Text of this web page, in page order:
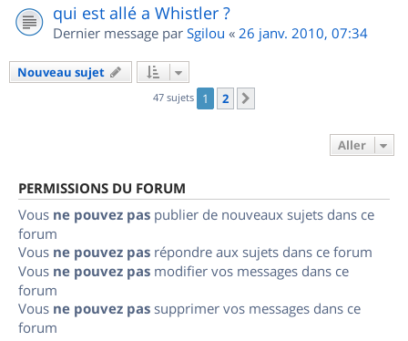
qui est allé a Whistler ?
Dernier message par Sgilou « 26 janv. 2010, 07:34
Nouveau sujet
47 sujets 1 2
Aller
PERMISSIONS DU FORUM
Vous ne pouvez pas publier de nouveaux sujets dans ce
forum
Vous ne pouvez pas répondre aux sujets dans ce forum
Vous ne pouvez pas modifier vos messages dans ce
forum
Vous ne pouvez pas supprimer vos messages dans ce
forum